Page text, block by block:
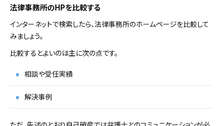
法律事務所のHPを比較する
インターネットで検索したら、法律事務所のホームページを比較して
みましょう。
比較するとよいのは主に次の点です。
相談や受任実績
解決事例